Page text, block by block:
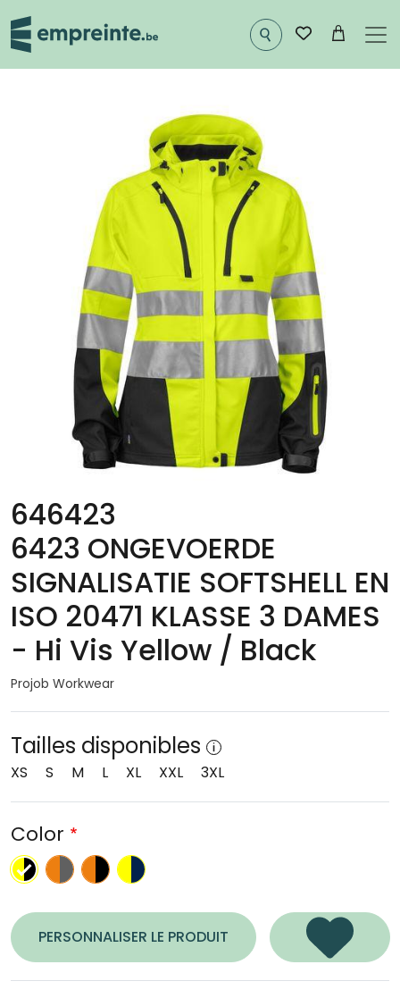
646423
6423 ONGEVOERDE
SIGNALISATIE SOFTSHELL EN
ISO 20471 KLASSE 3 DAMES
- Hi Vis Yellow / Black
Projob Workwear
Tailles disponibles
XS S M L XL XXL 3XL
Color
Hi Vis Yellow / Black
orange / gris
orange / noir
jaune / bleu marine
PERSONNALISER LE PRODUIT